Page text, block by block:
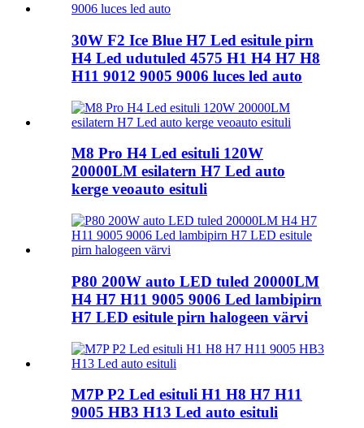
30W F2 Ice Blue H7 Led esitule pirn
H4 Led udutuled 4575 H1 H4 H7 H8
H11 9012 9005 9006 luces led auto
M8 Pro H4 Led esituli 120W
20000LM esilatern H7 Led auto
kerge veoauto esituli
P80 200W auto LED tuled 20000LM
H4 H7 H11 9005 9006 Led lambipirn
H7 LED esitule pirn halogeen värvi
M7P P2 Led esituli H1 H8 H7 H11
9005 HB3 H13 Led auto esituli